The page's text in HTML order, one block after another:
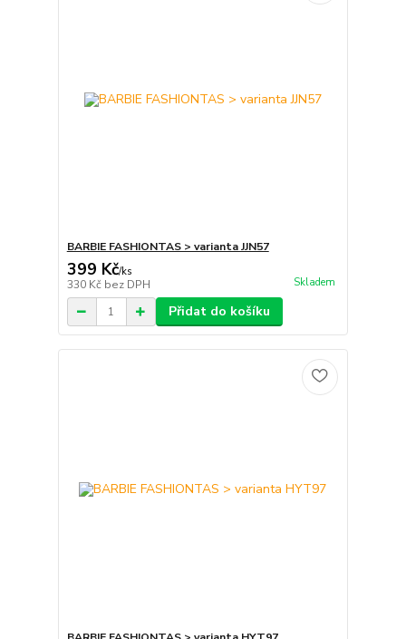
BARBIE FASHIONTAS > varianta JJN57
399 Kč/ks
330 Kč bez DPH Skladem
Přidat do košíku